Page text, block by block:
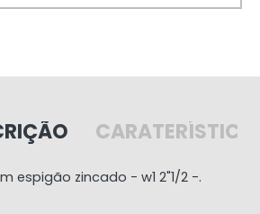
espigão zincado - w1 2"1/2 -.